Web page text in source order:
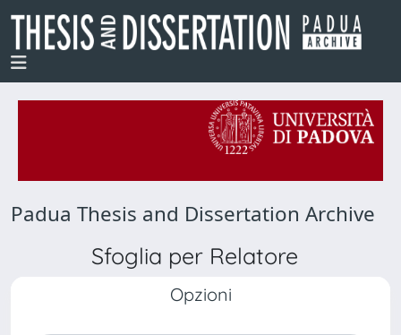
Padua Thesis and Dissertation Archive
Sfoglia per Relatore
Opzioni